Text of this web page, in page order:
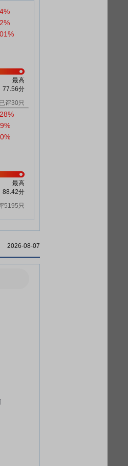
最高
77.56分
评30只
最高
88.42分
5195只
2026-08-07